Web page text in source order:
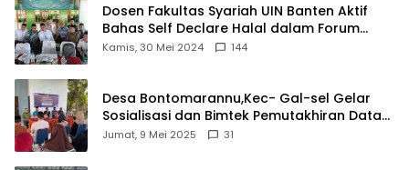
Dosen Fakultas Syariah UIN Banten Aktif
Bahas Self Declare Halal dalam Forum
Ijtima Ulama MUI
Kamis, 30 Mei 2024 144
Desa Bontomarannu,Kec- Gal-sel Gelar
Sosialisasi dan Bimtek Pemutakhiran Data
ID
Jumat, 9 Mei 2025 31